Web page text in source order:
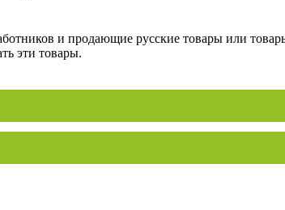
и продающие русские товары или
эти товары.